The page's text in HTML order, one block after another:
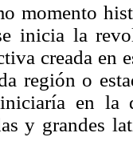
momento
inicia la
creada en
región o
en la
y grandes